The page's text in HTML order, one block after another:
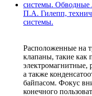
П.А. Гилепп,
системы.
Расположенные на
клапаны, такие как
а также
байпасом. Фокус
конечного